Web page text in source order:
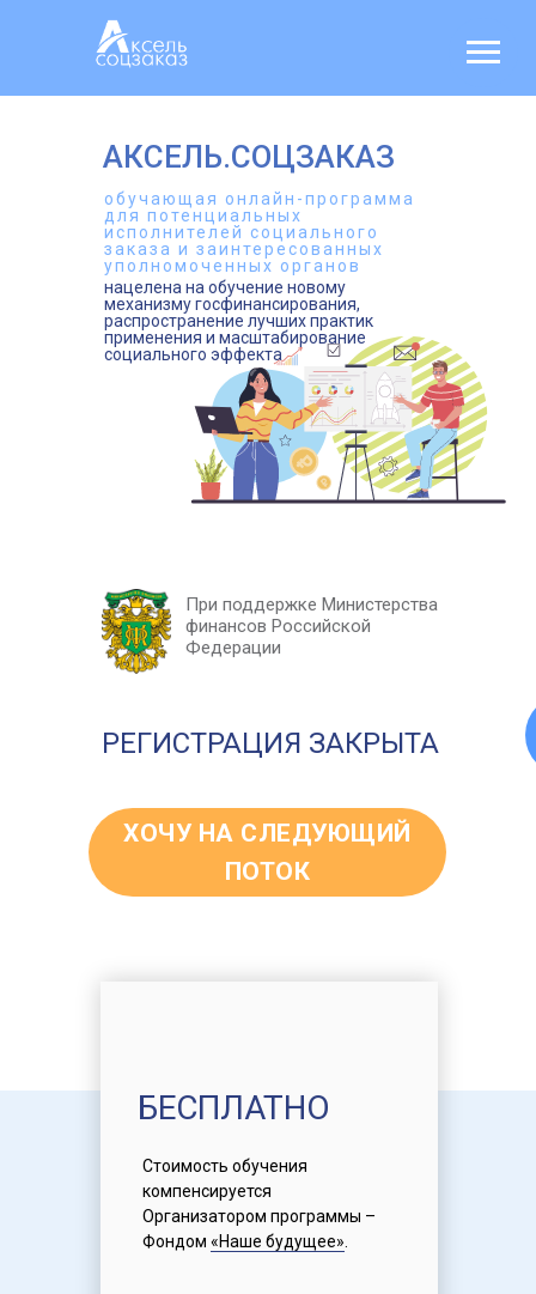
АКСЕЛЬ.СОЦЗАКАЗ
обучающая онлайн-программа
для потенциальных
исполнителей социального
заказа и заинтересованных
уполномоченных органов
ХОЧУ НА СЛЕДУЮЩИЙ
ПОТОК
нацелена на обучение новому
механизму госфинансирования,
распространение лучших практик
применения и масштабирование
социального эффекта
РЕГИСТРАЦИЯ ЗАКРЫТА
При поддержке Министерства
финансов Российской
Федерации
БЕСПЛАТНО
Стоимость обучения
компенсируется
Организатором программы –
Фондом «Наше будущее».